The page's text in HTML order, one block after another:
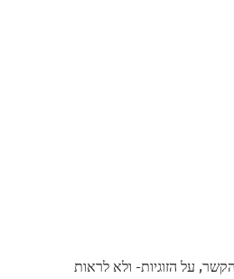
על הזוגיות- ולא לראות